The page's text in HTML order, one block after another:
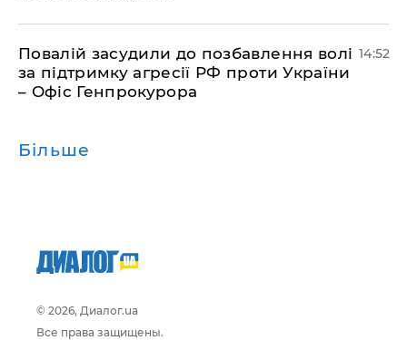
Повалій засудили до позбавлення волі
за підтримку агресії РФ проти України
– Офіс Генпрокурора
14:52
Більше
© 2026, Диалог.ua
Все права защищены.